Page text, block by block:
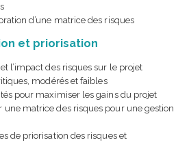
d’une matrice des risques
et priorisation
l’impact des risques sur le projet
modérés et faibles
pour maximiser les gains du projet
une matrice des risques pour une gestion
de priorisation des risques et